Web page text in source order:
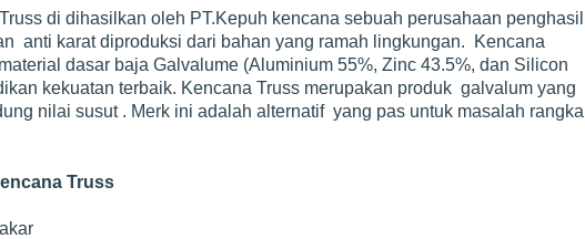
di dihasilkan oleh PT.Kepuh kencana sebuah perusahaan penghasil
anti karat diproduksi dari bahan yang ramah lingkungan. Kencana
dasar baja Galvalume (Aluminium 55%, Zinc 43.5%, dan Silicon
kekuatan terbaik. Kencana Truss merupakan produk galvalum yang
nilai susut . Merk ini adalah alternatif yang pas untuk masalah rangka
Truss